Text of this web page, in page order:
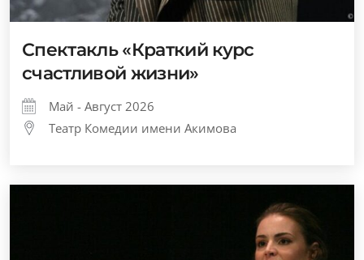
Спектакль «Краткий курс
счастливой жизни»
Май - Август 2026
Театр Комедии имени Акимова